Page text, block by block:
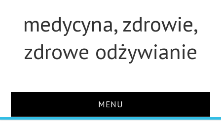
medycyna, zdrowie,
zdrowe odżywianie
MENU